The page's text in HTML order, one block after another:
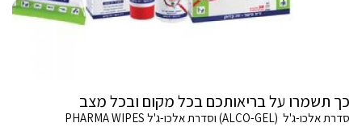
כך תשמרו על בריאותכם בכל מקום ובכל מצב
סדרת אלכו-ג'ל (ALCO-GEL) וסדרת אלכו-ג'ל PHARMA WIPES